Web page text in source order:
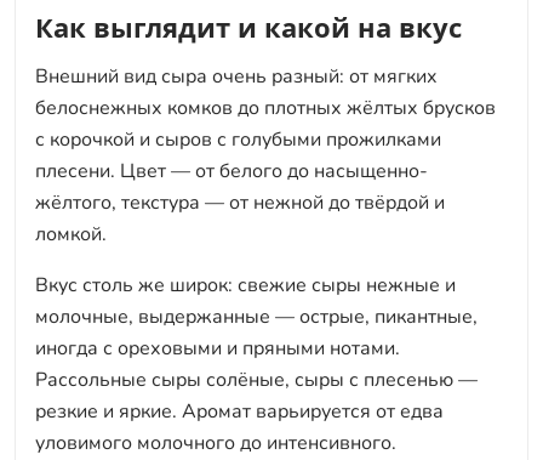
Как выглядит и какой на вкус
Внешний вид сыра очень разный: от мягких
белоснежных комков до плотных жёлтых брусков
с корочкой и сыров с голубыми прожилками
плесени. Цвет — от белого до насыщенно-
жёлтого, текстура — от нежной до твёрдой и
ломкой.
Вкус столь же широк: свежие сыры нежные и
молочные, выдержанные — острые, пикантные,
иногда с ореховыми и пряными нотами.
Рассольные сыры солёные, сыры с плесенью —
резкие и яркие. Аромат варьируется от едва
уловимого молочного до интенсивного.